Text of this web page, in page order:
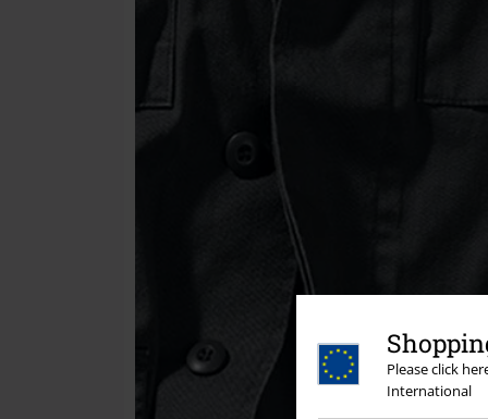
Please click
International